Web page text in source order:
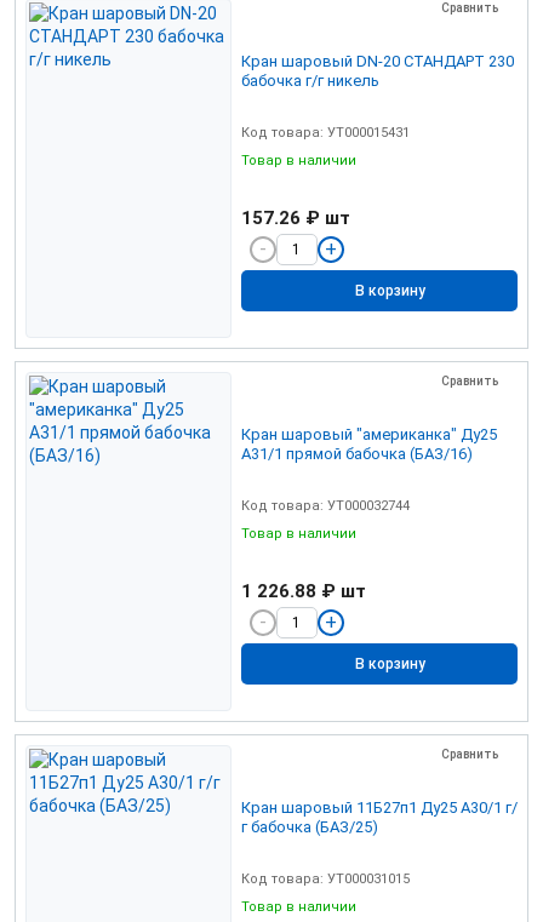
Сравнить
Кран шаровый DN-20 СТАНДАРТ 230
бабочка г/г никель
Код товара: УТ000015431
Товар в наличии
157.26 ₽ шт
В корзину
Сравнить
Кран шаровый "американка" Ду25
А31/1 прямой бабочка (БАЗ/16)
Код товара: УТ000032744
Товар в наличии
1 226.88 ₽ шт
В корзину
Сравнить
Кран шаровый 11Б27п1 Ду25 А30/1 г/
г бабочка (БАЗ/25)
Код товара: УТ000031015
Товар в наличии